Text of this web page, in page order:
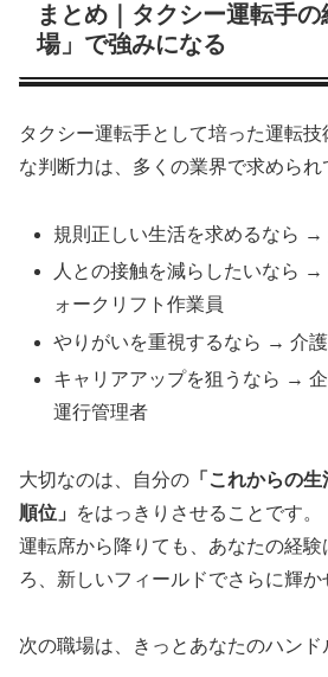
まとめ｜タクシー運転手
場」で強みになる
タクシー運転手として培った運転
な判断力は、多くの業界で求められ
規則正しい生活を求めるなら →
人との接触を減らしたいなら →
ォークリフト作業員
やりがいを重視するなら → 介
キャリアアップを狙うなら → 企
運行管理者
大切なのは、自分の 「これからの
順位」
をはっきりさせることです。
運転席から降りても、あなたの経
ろ、新しいフィールドでさらに輝か
次の職場は、きっとあなたのハンド